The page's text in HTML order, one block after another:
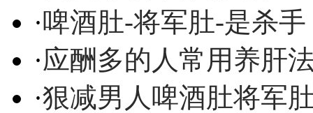
·啤酒肚-将军肚-是杀手
·应酬多的人常用养肝
·狠减男人啤酒肚将军